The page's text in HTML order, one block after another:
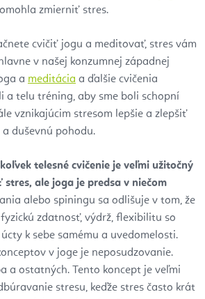
zmierniť stres.
cvičiť jogu a meditovať, stres vám
v našej konzumnej západnej
a meditácia a ďalšie cvičenia
a telu tréning, aby sme boli schopní
vznikajúcim stresom lepšie a zlepšiť
a duševnú pohodu.
telesné cvičenie je veľmi užitočný
ale joga je predsa v niečom
alebo spiningu sa odlišuje v tom, že
zdatnosť, výdrž, flexibilitu so
k sebe samému a uvedomelosti.
v joge je neposudzovanie.
a ostatných. Tento koncept je veľmi
stresu, keďže stres často krát